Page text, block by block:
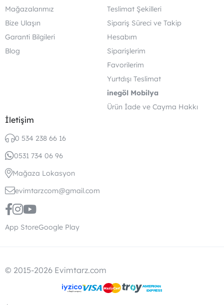
Mağazalarımız
Bize Ulaşın
Garanti Bilgileri
Blog
Teslimat Şekilleri
Sipariş Süreci ve Takip
Hesabım
Siparişlerim
Favorilerim
Yurtdışı Teslimat
inegöl Mobilya
Ürün İade ve Cayma Hakkı
İletişim
0 534 238 66 16
0531 734 06 96
Mağaza Lokasyon
evimtarzcom@gmail.com
App StoreGoogle Play
© 2015-2026 Evimtarz.com